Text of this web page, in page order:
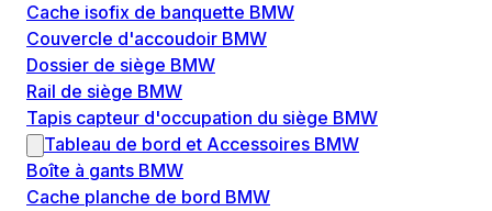
Cache isofix de banquette BMW
Couvercle d'accoudoir BMW
Dossier de siège BMW
Rail de siège BMW
Tapis capteur d'occupation du siège BMW
Tableau de bord et Accessoires BMW
Boîte à gants BMW
Cache planche de bord BMW